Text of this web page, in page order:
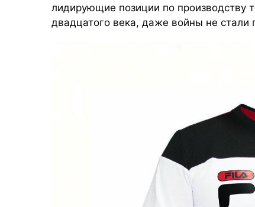
лидирующие позиции по производству
двадцатого века, даже войны не стали